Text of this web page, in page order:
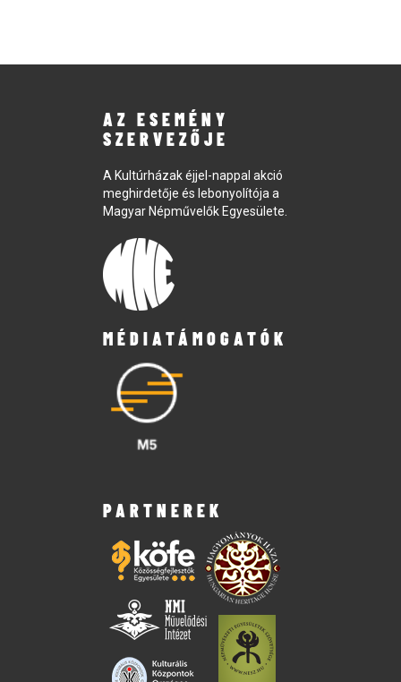
AZ ESEMÉNY
SZERVEZŐJE
A Kultúrházak éjjel-nappal akció
meghirdetője és lebonyolítója a
Magyar Népművelők Egyesülete.
MÉDIATÁMOGATÓK
PARTNEREK